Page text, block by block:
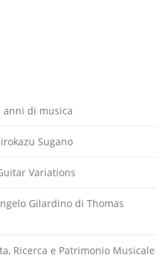
anni di musica
Sugano
Variations
Gilardino di Thomas
Ricerca e Patrimonio Musicale